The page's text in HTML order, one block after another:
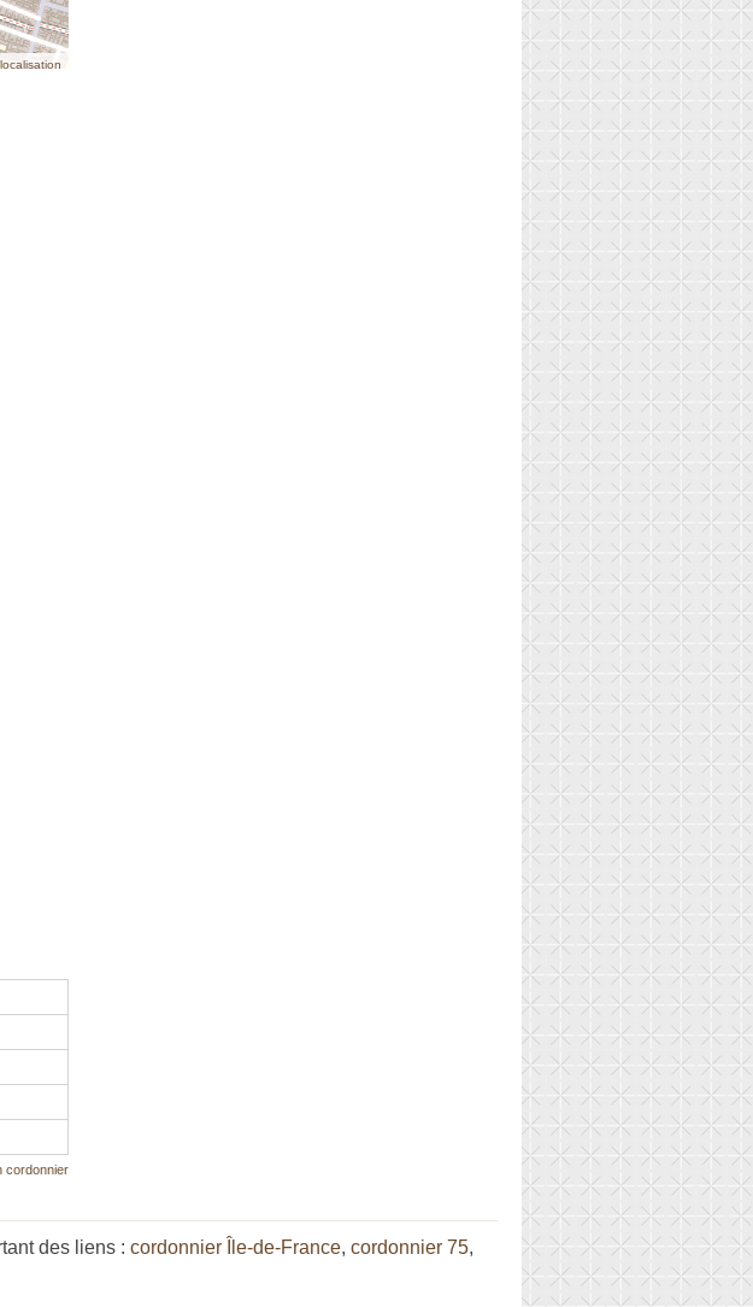
cordonnier
des liens : cordonnier Île-de-France, cordonnier 75,